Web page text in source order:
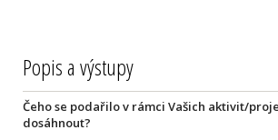
Popis a výstupy
Čeho se podařilo v rámci Vašich aktivit/
dosáhnout?